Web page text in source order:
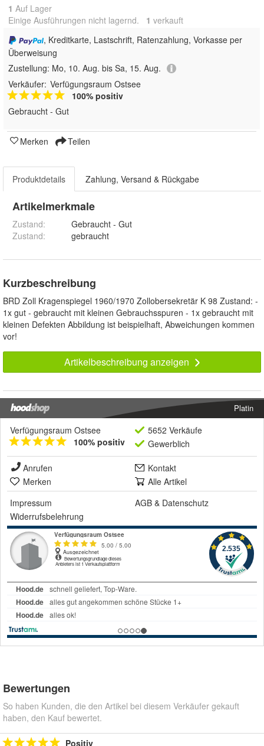
1 Auf Lager
Einige Ausführungen nicht lagernd. 1 verkauft
, Kreditkarte, Lastschrift, Ratenzahlung, Vorkasse per
Überweisung
Zustellung: Mo, 10. Aug. bis Sa, 15. Aug.
Verkäufer: Verfügungsraum Ostsee
100% positiv
Gebraucht - Gut
Merken Teilen
Produktdetails Zahlung, Versand & Rückgabe
Artikelmerkmale
Zustand:
Gebraucht - Gut
Zustand: gebraucht
Kurzbeschreibung
BRD Zoll Kragenspiegel 1960/1970 Zollobersekretär K 98 Zustand: -
1x gut - gebraucht mit kleinen Gebrauchsspuren - 1x gebraucht mit
kleinen Defekten Abbildung ist beispielhaft, Abweichungen kommen
vor!
Artikelbeschreibung anzeigen
Platin
Verfügungsraum Ostsee
100% positiv
5652 Verkäufe
Gewerblich
Anrufen
Kontakt
Merken
Alle Artikel
Impressum
AGB & Datenschutz
Widerrufsbelehrung
Bewertungen
So haben Kunden, die den Artikel bei diesem Verkäufer gekauft
haben, den Kauf bewertet.
Positiv